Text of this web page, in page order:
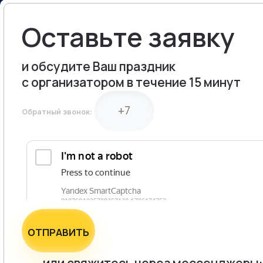
ПРОВЕДЕНИЕ
ОФОРМЛЕНИЕ
ОФОРМЛЕНИЕ
ВЕЧЕРИНКИ
КОРПОРАТИВНЫЙ
Оставьте заявку
и обсудите Ваш праздник
с организатором в течение 15 минут
Обратный звонок:
ОТПРАВИТЬ